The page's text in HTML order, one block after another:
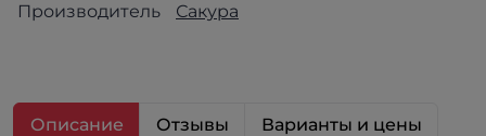
Производитель
Сакура
Описание Отзывы Варианты и цены